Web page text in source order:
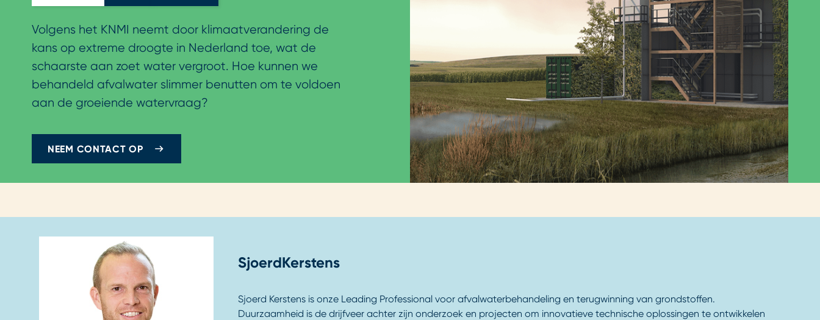
Volgens het KNMI neemt door klimaatverandering de
kans op extreme droogte in Nederland toe, wat de
schaarste aan zoet water vergroot. Hoe kunnen we
behandeld afvalwater slimmer benutten om te voldoen
aan de groeiende watervraag?
NEEM CONTACT OP
SjoerdKerstens
Sjoerd Kerstens is onze Leading Professional voor afvalwaterbehandeling en terugwinning van grondstoffen.
Duurzaamheid is de drijfveer achter zijn onderzoek en projecten om innovatieve technische oplossingen te ontwikkelen